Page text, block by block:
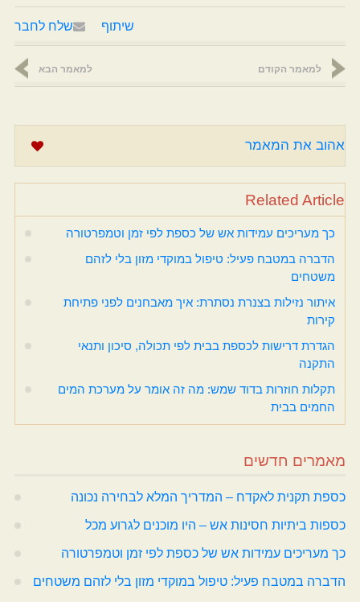
שלח לחבר שיתוף
למאמר הקודם למאמר הבא
אהוב את המאמר
Related Article
כך מעריכים עמידות אש של כספת לפי זמן וטמפרטורה
הדברה במטבח פעיל: טיפול במוקדי מזון בלי לזהם
משטחים
איתור נזילות בצנרת נסתרת: איך מאבחנים לפני פתיחת
קירות
הגדרת דרישות לכספת בבית לפי תכולה, סיכון ותנאי
התקנה
תקלות חוזרות בדוד שמש: מה זה אומר על מערכת המים
החמים בבית
מאמרים חדשים
כספת תקנית לאקדח – המדריך המלא לבחירה נכונה
כספות ביתיות חסינות אש – היו מוכנים לגרוע מכל
כך מעריכים עמידות אש של כספת לפי זמן וטמפרטורה
הדברה במטבח פעיל: טיפול במוקדי מזון בלי לזהם משטחים